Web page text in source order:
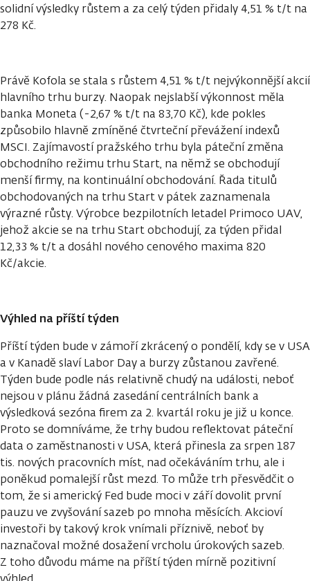
solidní výsledky růstem a za celý týden přidaly 4,51 % t/t na
278 Kč.
Právě Kofola se stala s růstem 4,51 % t/t nejvýkonnější akcií
hlavního trhu burzy. Naopak nejslabší výkonnost měla
banka Moneta (-2,67 % t/t na 83,70 Kč), kde pokles
způsobilo hlavně zmíněné čtvrteční převážení indexů
MSCI. Zajímavostí pražského trhu byla páteční změna
obchodního režimu trhu Start, na němž se obchodují
menší firmy, na kontinuální obchodování. Řada titulů
obchodovaných na trhu Start v pátek zaznamenala
výrazné růsty. Výrobce bezpilotních letadel Primoco UAV,
jehož akcie se na trhu Start obchodují, za týden přidal
12,33 % t/t a dosáhl nového cenového maxima 820
Kč/akcie.
Výhled na příští týden
Příští týden bude v zámoří zkrácený o pondělí, kdy se v USA
a v Kanadě slaví Labor Day a burzy zůstanou zavřené.
Týden bude podle nás relativně chudý na události, neboť
nejsou v plánu žádná zasedání centrálních bank a
výsledková sezóna firem za 2. kvartál roku je již u konce.
Proto se domníváme, že trhy budou reflektovat páteční
data o zaměstnanosti v USA, která přinesla za srpen 187
tis. nových pracovních míst, nad očekáváním trhu, ale i
poněkud pomalejší růst mezd. To může trh přesvědčit o
tom, že si americký Fed bude moci v září dovolit první
pauzu ve zvyšování sazeb po mnoha měsících. Akcioví
investoři by takový krok vnímali příznivě, neboť by
naznačoval možné dosažení vrcholu úrokových sazeb.
Z toho důvodu máme na příští týden mírně pozitivní